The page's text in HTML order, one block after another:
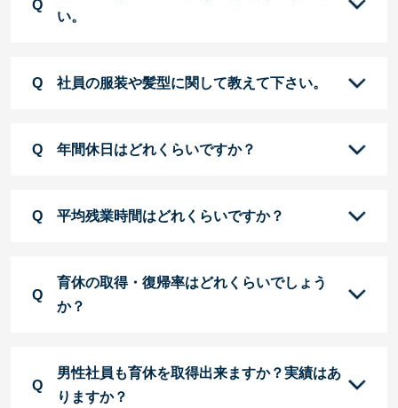
い。
社員の服装や髪型に関して教えて下さい。
年間休日はどれくらいですか？
平均残業時間はどれくらいですか？
育休の取得・復帰率はどれくらいでしょう
か？
男性社員も育休を取得出来ますか？実績はあ
りますか？